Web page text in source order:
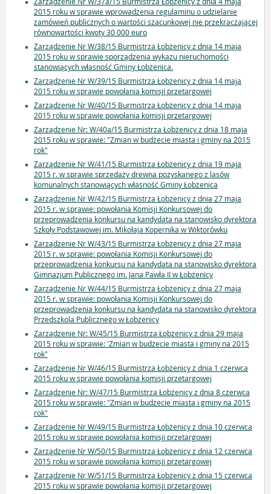
2015 roku w sprawie wprowadzenia regulaminu o udzielanie
zamówień publicznych o wartości szacunkowej nie przekraczającej
równowartości kwoty 30 000 euro
Zarządzenie Nr W/38/15 Burmistrza Łobżenicy z dnia 14 maja
2015 roku w sprawie sporządzenia wykazu nieruchomości
stanowiących własność Gminy Łobżenica.
Zarządzenie Nr W/39/15 Burmistrza Łobżenicy z dnia 14 maja
2015 roku w sprawie powołania komisji przetargowej
Zarządzenie Nr W/40/15 Burmistrza Łobżenicy z dnia 14 maja
2015 roku w sprawie powołania komisji przetargowej
Zarządzenie Nr: W/40a/15 Burmistrza Łobżenicy z dnia 18 maja
2015 roku w sprawie: "Zmian w budżecie miasta i gminy na 2015
rok"
Zarządzenie Nr W/41/15 Burmistrza Łobżenicy z dnia 19 maja
2015 r. w sprawie sprzedaży drewna pozyskanego z lasów
komunalnych stanowiących własność Gminy Łobżenica
Zarządzenie Nr W/42/15 Burmistrza Łobżenicy z dnia 27 maja
2015 r. w sprawie: powołania Komisji Konkursowej do
przeprowadzenia konkursu na kandydata na stanowisko dyrektora
Szkoły Podstawowej im. Mikołaja Kopernika w Wiktorówku
Zarządzenie Nr W/43/15 Burmistrza Łobżenicy z dnia 27 maja
2015 r. w sprawie: powołania Komisji Konkursowej do
przeprowadzenia konkursu na kandydata na stanowisko dyrektora
Gimnazjum Publicznego im. Jana Pawła II w Łobżenicy
Zarządzenie Nr W/44/15 Burmistrza Łobżenicy z dnia 27 maja
2015 r. w sprawie: powołania Komisji Konkursowej do
przeprowadzenia konkursu na kandydata na stanowisko dyrektora
Przedszkola Publicznego w Łobżenicy
Zarządzenie Nr: W/45/15 Burmistrza Łobżenicy z dnia 29 maja
2015 roku w sprawie: 'Zmian w budżecie miasta i gminy na 2015
rok"
Zarządzenie Nr W/46/15 Burmistrza Łobżenicy z dnia 1 czerwca
2015 roku w sprawie powołania komisji przetargowej
Zarządzenie Nr: W/47/15 Burmistrza Łobżenicy z dnia 8 czerwca
2015 roku w sprawie: "Zmian w budżecie miasta i gminy na 2015
rok"
Zarządzenie Nr W/49/15 Burmistrza Łobżenicy z dnia 10 czerwca
2015 roku w sprawie powołania komisji przetargowej
Zarządzenie Nr W/50/15 Burmistrza Łobżenicy z dnia 12 czerwca
2015 roku w sprawie powołania komisji przetargowej
Zarządzenie Nr W/51/15 Burmistrza Łobżenicy z dnia 15 czerwca
2015 roku w sprawie powołania komisji przetargowej